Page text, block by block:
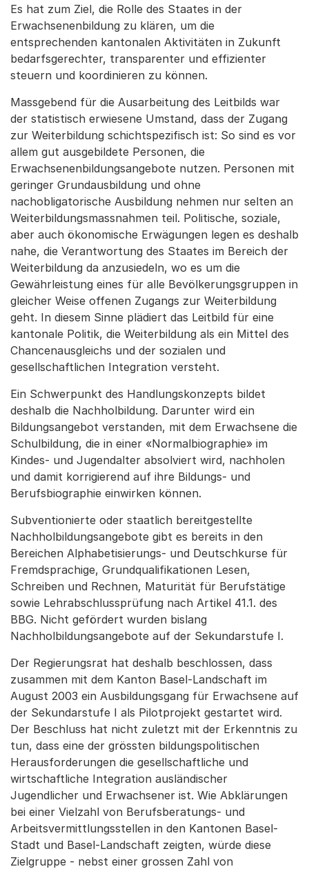
Es hat zum Ziel, die Rolle des Staates in der
Erwachsenenbildung zu klären, um die
entsprechenden kantonalen Aktivitäten in Zukunft
bedarfsgerechter, transparenter und effizienter
steuern und koordinieren zu können.
Massgebend für die Ausarbeitung des Leitbilds war
der statistisch erwiesene Umstand, dass der Zugang
zur Weiterbildung schichtspezifisch ist: So sind es vor
allem gut ausgebildete Personen, die
Erwachsenenbildungsangebote nutzen. Personen mit
geringer Grundausbildung und ohne
nachobligatorische Ausbildung nehmen nur selten an
Weiterbildungsmassnahmen teil. Politische, soziale,
aber auch ökonomische Erwägungen legen es deshalb
nahe, die Verantwortung des Staates im Bereich der
Weiterbildung da anzusiedeln, wo es um die
Gewährleistung eines für alle Bevölkerungsgruppen in
gleicher Weise offenen Zugangs zur Weiterbildung
geht. In diesem Sinne plädiert das Leitbild für eine
kantonale Politik, die Weiterbildung als ein Mittel des
Chancenausgleichs und der sozialen und
gesellschaftlichen Integration versteht.
Ein Schwerpunkt des Handlungskonzepts bildet
deshalb die Nachholbildung. Darunter wird ein
Bildungsangebot verstanden, mit dem Erwachsene die
Schulbildung, die in einer «Normalbiographie» im
Kindes- und Jugendalter absolviert wird, nachholen
und damit korrigierend auf ihre Bildungs- und
Berufsbiographie einwirken können.
Subventionierte oder staatlich bereitgestellte
Nachholbildungsangebote gibt es bereits in den
Bereichen Alphabetisierungs- und Deutschkurse für
Fremdsprachige, Grundqualifikationen Lesen,
Schreiben und Rechnen, Maturität für Berufstätige
sowie Lehrabschlussprüfung nach Artikel 41.1. des
BBG. Nicht gefördert wurden bislang
Nachholbildungsangebote auf der Sekundarstufe I.
Der Regierungsrat hat deshalb beschlossen, dass
zusammen mit dem Kanton Basel-Landschaft im
August 2003 ein Ausbildungsgang für Erwachsene auf
der Sekundarstufe I als Pilotprojekt gestartet wird.
Der Beschluss hat nicht zuletzt mit der Erkenntnis zu
tun, dass eine der grössten bildungspolitischen
Herausforderungen die gesellschaftliche und
wirtschaftliche Integration ausländischer
Jugendlicher und Erwachsener ist. Wie Abklärungen
bei einer Vielzahl von Berufsberatungs- und
Arbeitsvermittlungsstellen in den Kantonen Basel-
Stadt und Basel-Landschaft zeigten, würde diese
Zielgruppe - nebst einer grossen Zahl von